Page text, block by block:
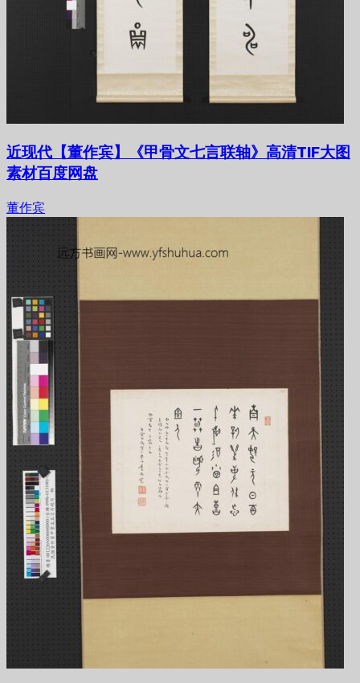
近现代【董作宾】《甲骨文七言联轴》高清TIF大图
素材百度网盘
董作宾